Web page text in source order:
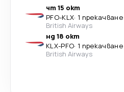
чт 15 окт
PFO-KLX· 1 прекачване
British Airways
нд 18 окт
KLX-PFO· 1 прекачване
British Airways